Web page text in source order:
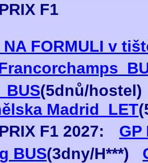
F1
NA FORMULI v
(5dnů/hostel)
Madrid_LET(
F1 2027:
GP
BUS(3dny/H***)